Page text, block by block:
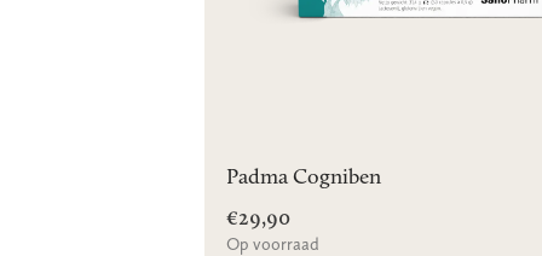
Padma Cogniben
€29,90
Op voorraad